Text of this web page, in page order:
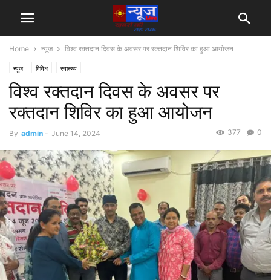
Home न्यूज विश्व रक्तदान दिवस के अवसर पर रक्तदान शिविर का हुआ आयोजन
न्यूज विविध स्वास्थ्य
विश्व रक्तदान दिवस के अवसर पर
रक्तदान शिविर का हुआ आयोजन
By admin - June 14, 2024 0
377